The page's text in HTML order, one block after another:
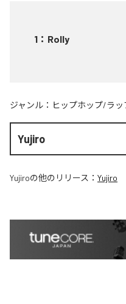
1 ： Rolly
ジャンル： ヒップホップ/ラッ
Yujiro
Yujiroの他のリリース： Yujiro